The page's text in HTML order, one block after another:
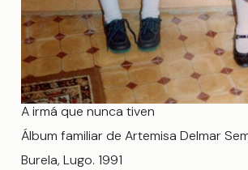
A irmá que nunca tiven
Álbum familiar de Artemisa Delmar
Burela, Lugo. 1991